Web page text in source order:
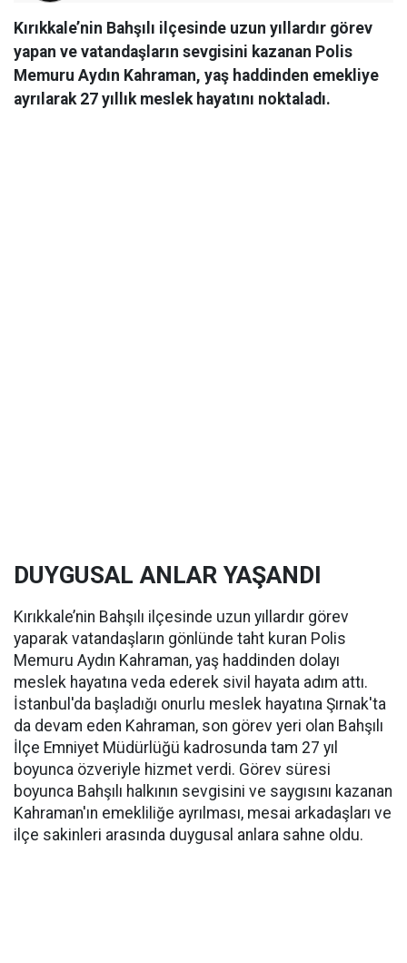
Kırıkkale’nin Bahşılı ilçesinde uzun yıllardır görev
yapan ve vatandaşların sevgisini kazanan Polis
Memuru Aydın Kahraman, yaş haddinden emekliye
ayrılarak 27 yıllık meslek hayatını noktaladı.
DUYGUSAL ANLAR YAŞANDI
Kırıkkale’nin Bahşılı ilçesinde uzun yıllardır görev
yaparak vatandaşların gönlünde taht kuran Polis
Memuru Aydın Kahraman, yaş haddinden dolayı
meslek hayatına veda ederek sivil hayata adım attı.
İstanbul'da başladığı onurlu meslek hayatına Şırnak'ta
da devam eden Kahraman, son görev yeri olan Bahşılı
İlçe Emniyet Müdürlüğü kadrosunda tam 27 yıl
boyunca özveriyle hizmet verdi. Görev süresi
boyunca Bahşılı halkının sevgisini ve saygısını kazanan
Kahraman'ın emekliliğe ayrılması, mesai arkadaşları ve
ilçe sakinleri arasında duygusal anlara sahne oldu.